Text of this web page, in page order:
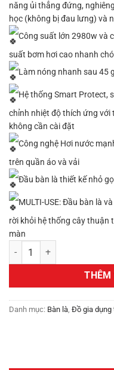
năng ủi thẳng đứng,
học (không bị đau lưng) và
Công suất lớn 2980w và
suất bơm hơi cao nhanh
Làm nóng nhanh sau 45
Hệ thống Smart Protect,
chỉnh nhiệt độ thích ứng với
không cần cài đặt
Công nghệ Hơi nước
trên quần áo và vải
Đầu bàn là thiết kế nhỏ
MULTI-USE: Đầu bàn là
rời khỏi hệ thống cây thuận
màn
Bàn là Tefal All in one ixeo
THÊM
Danh mục: Bàn là, Đồ gia dụng